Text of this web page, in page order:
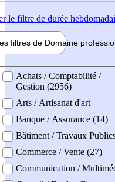
le filtre de durée
filtres de Domaine pro
professionel
Achats / Comptabilité /
Gestion (2956)
Arts / Artisanat d'art
Banque / Assurance (14)
Bâtiment / Travaux
Commerce / Vente (27)
Communication /